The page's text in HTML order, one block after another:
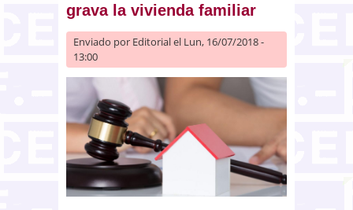
grava la vivienda familiar
Enviado por Editorialel Lun, 16/07/2018 -
13:00